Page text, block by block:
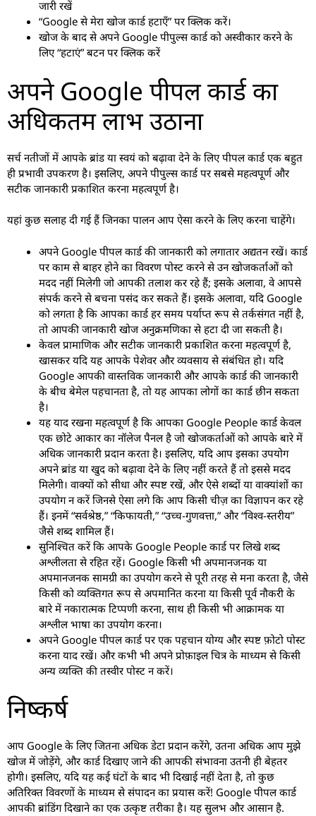
जारी रखें
“Google से मेरा खोज कार्ड हटाएँ” पर क्लिक करें।
खोज के बाद से अपने Google पीपुल्स कार्ड को अस्वीकार करने के
लिए “हटाएं” बटन पर क्लिक करें
अपने Google पीपल कार्ड का
अधिकतम लाभ उठाना
सर्च नतीजों में आपके ब्रांड या स्वयं को बढ़ावा देने के लिए पीपल कार्ड एक बहुत
ही प्रभावी उपकरण है। इसलिए, अपने पीपुल्स कार्ड पर सबसे महत्वपूर्ण और
सटीक जानकारी प्रकाशित करना महत्वपूर्ण है।
यहां कुछ सलाह दी गई हैं जिनका पालन आप ऐसा करने के लिए करना चाहेंगे।
अपने Google पीपल कार्ड की जानकारी को लगातार अद्यतन रखें। कार्ड
पर काम से बाहर होने का विवरण पोस्ट करने से उन खोजकर्ताओं को
मदद नहीं मिलेगी जो आपकी तलाश कर रहे हैं; इसके अलावा, वे आपसे
संपर्क करने से बचना पसंद कर सकते हैं। इसके अलावा, यदि Google
को लगता है कि आपका कार्ड हर समय पर्याप्त रूप से तर्कसंगत नहीं है,
तो आपकी जानकारी खोज अनुक्रमणिका से हटा दी जा सकती है।
केवल प्रामाणिक और सटीक जानकारी प्रकाशित करना महत्वपूर्ण है,
खासकर यदि यह आपके पेशेवर और व्यवसाय से संबंधित हो। यदि
Google आपकी वास्तविक जानकारी और आपके कार्ड की जानकारी
के बीच बेमेल पहचानता है, तो यह आपका लोगों का कार्ड छीन सकता
है।
यह याद रखना महत्वपूर्ण है कि आपका Google People कार्ड केवल
एक छोटे आकार का नॉलेज पैनल है जो खोजकर्ताओं को आपके बारे में
अधिक जानकारी प्रदान करता है। इसलिए, यदि आप इसका उपयोग
अपने ब्रांड या खुद को बढ़ावा देने के लिए नहीं करते हैं तो इससे मदद
मिलेगी। वाक्यों को सीधा और स्पष्ट रखें, और ऐसे शब्दों या वाक्यांशों का
उपयोग न करें जिनसे ऐसा लगे कि आप किसी चीज़ का विज्ञापन कर रहे
हैं। इनमें “सर्वश्रेष्ठ,” “किफायती,” “उच्च-गुणवत्ता,” और “विश्व-स्तरीय”
जैसे शब्द शामिल हैं।
सुनिश्चित करें कि आपके Google People कार्ड पर लिखे शब्द
अश्लीलता से रहित रहें। Google किसी भी अपमानजनक या
अपमानजनक सामग्री का उपयोग करने से पूरी तरह से मना करता है, जैसे
किसी को व्यक्तिगत रूप से अपमानित करना या किसी पूर्व नौकरी के
बारे में नकारात्मक टिप्पणी करना, साथ ही किसी भी आक्रामक या
अश्लील भाषा का उपयोग करना।
अपने Google पीपल कार्ड पर एक पहचान योग्य और स्पष्ट फ़ोटो पोस्ट
करना याद रखें। और कभी भी अपने प्रोफ़ाइल चित्र के माध्यम से किसी
अन्य व्यक्ति की तस्वीर पोस्ट न करें।
निष्कर्ष
आप Google के लिए जितना अधिक डेटा प्रदान करेंगे, उतना अधिक आप मुझे
खोज में जोड़ेंगे, और कार्ड दिखाए जाने की आपकी संभावना उतनी ही बेहतर
होगी। इसलिए, यदि यह कई घंटों के बाद भी दिखाई नहीं देता है, तो कुछ
अतिरिक्त विवरणों के माध्यम से संपादन का प्रयास करें! Google पीपल कार्ड
आपकी ब्रांडिंग दिखाने का एक उत्कृष्ट तरीका है। यह सुलभ और आसान है.